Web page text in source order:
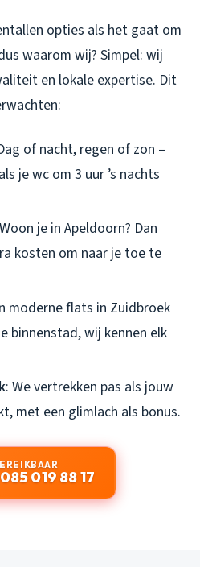
opties als het gaat om
waarom wij? Simpel: wij
en lokale expertise. Dit
of nacht, regen of zon –
je wc om 3 uur ’s nachts
je in Apeldoorn? Dan
kosten om naar je toe te
moderne flats in Zuidbroek
binnenstad, wij kennen elk
: We vertrekken pas als jouw
met een glimlach als bonus.
019 88 17